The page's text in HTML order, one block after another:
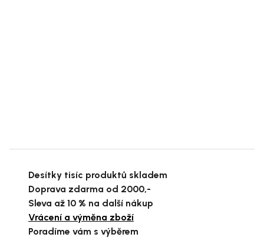
Desítky tisíc produktů skladem
Doprava zdarma od 2000,-
Sleva až 10 % na další nákup
Vrácení a výměna zboží
Poradíme vám s výběrem